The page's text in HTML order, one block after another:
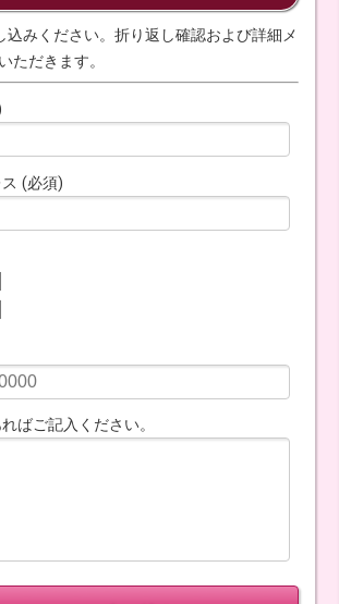
込みください。折り返し確認および詳細メ
ただきます。
(必須)
ばご記入ください。